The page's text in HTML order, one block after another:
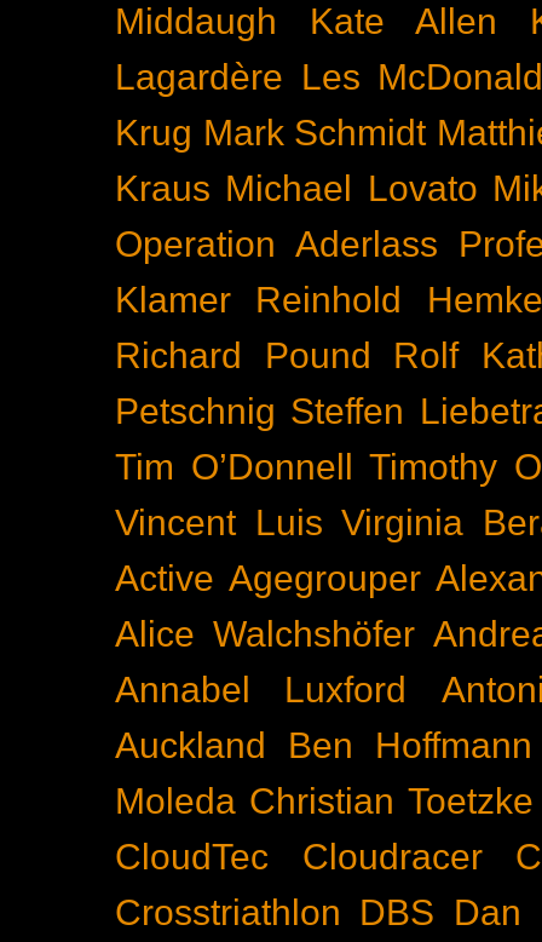
Middaugh
Kate Allen
Lagardère Les
Krug Mark Schmidt
Kraus Michael Lovato
Operation Aderlass
Klamer
Reinhold
Richard Pound
Rolf
Petschnig Steffen
Tim O’Donnell
Timothy
Vincent Luis Virginia
Active Agegrouper
Alice Walchshöfer
Annabel Luxford
Auckland
Ben Hoffmann
Moleda Christian Toetzke
CloudTec
Cloudracer
Crosstriathlon DBS Dan